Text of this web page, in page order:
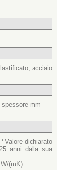
acciaio
mm
Valore dichiarato
anni dalla sua
(mK)